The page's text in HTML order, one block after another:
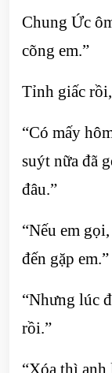
Chung Ức
cõng em.”
Tỉnh giấc
“Có mấy
suýt nữa đã
đâu.”
“Nếu em
đến gặp em.”
“Nhưng lúc
rồi.”
“Xóa thì anh